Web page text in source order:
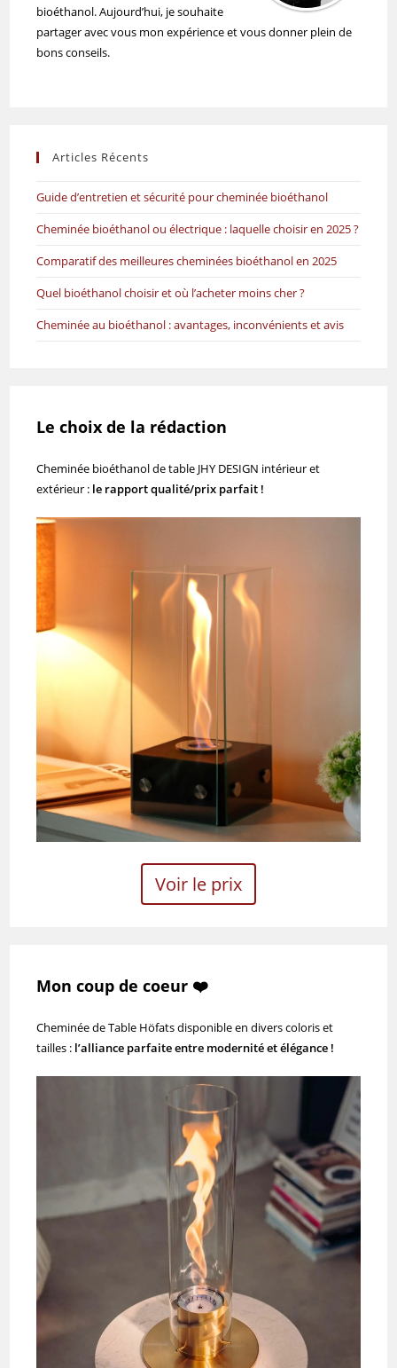
bioéthanol. Aujourd’hui, je souhaite
partager avec vous mon expérience et vous donner plein de
bons conseils.
Articles Récents
Guide d’entretien et sécurité pour cheminée bioéthanol
Cheminée bioéthanol ou électrique : laquelle choisir en 2025 ?
Comparatif des meilleures cheminées bioéthanol en 2025
Quel bioéthanol choisir et où l’acheter moins cher ?
Cheminée au bioéthanol : avantages, inconvénients et avis
Le choix de la rédaction
Cheminée bioéthanol de table JHY DESIGN intérieur et
extérieur : le rapport qualité/prix parfait !
Voir le prix
Mon coup de coeur ❤️
Cheminée de Table Höfats disponible en divers coloris et
tailles : l’alliance parfaite entre modernité et élégance !